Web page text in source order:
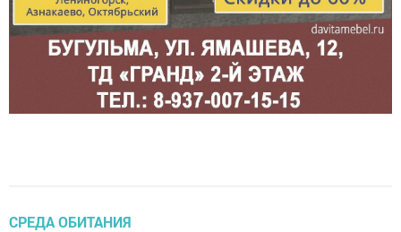
СРЕДА ОБИТАНИЯ